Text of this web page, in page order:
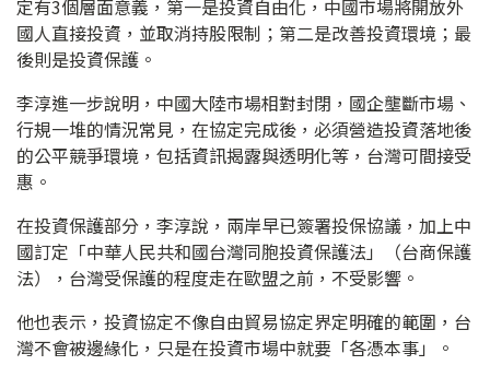
定有3個層面意義，第一是投資自由化，中國市場將開放外
國人直接投資，並取消持股限制；第二是改善投資環境；最
後則是投資保護。
李淳進一步說明，中國大陸市場相對封閉，國企壟斷市場、
行規一堆的情況常見，在協定完成後，必須營造投資落地後
的公平競爭環境，包括資訊揭露與透明化等，台灣可間接受
惠。
在投資保護部分，李淳說，兩岸早已簽署投保協議，加上中
國訂定「中華人民共和國台灣同胞投資保護法」（台商保護
法），台灣受保護的程度走在歐盟之前，不受影響。
他也表示，投資協定不像自由貿易協定界定明確的範圍，台
灣不會被邊緣化，只是在投資市場中就要「各憑本事」。